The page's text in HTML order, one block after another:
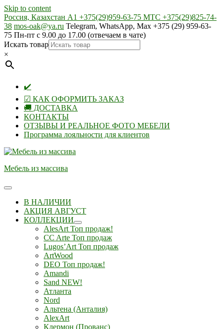
Skip to content
Россия, Казахстан А1 +375(29)959-63-75 МТС +375(29)825-74-
38 mos-oak@ya.ru Telegram, WhatsApp, Max +375 (29) 959-63-
75 Пн-пт с 9.00 до 17.00 (отвечаем в чате)
Искать товар
×
✔️
☑ КАК ОФОРМИТЬ ЗАКАЗ
🚚 ДОСТАВКА
КОНТАКТЫ
ОТЗЫВЫ И РЕАЛЬНОЕ ФОТО МЕБЕЛИ
Программа лояльности для клиентов
Мебель из массива
В НАЛИЧИИ
АКЦИЯ АВГУСТ
КОЛЛЕКЦИИ
AlesArt Топ продаж!
CC Arte Топ продаж
Lugos’Art Топ продаж
ArtWood
DEO Топ продаж!
Amandi
Sand NEW!
Атланта
Nord
Альтена (Анталия)
AlexArt
Клермон (Прованс)